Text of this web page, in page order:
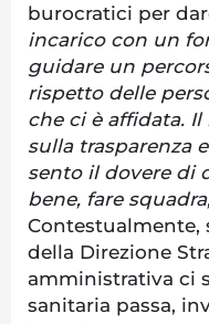
burocratici per
incarico con un
guidare un
rispetto delle
che ci è affidata. Il
sulla trasparenza
sento il dovere di
bene, fare
della Direzione
amministrativa ci
sanitaria passa,